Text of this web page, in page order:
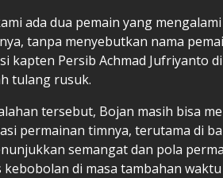
ada dua pemain yang
tanpa menyebutkan nama
kapten Persib Achmad Jufriyanto
tulang rusuk.
tersebut, Bojan masih bisa
permainan timnya, terutama di
semangat dan pola
kebobolan di masa tambahan